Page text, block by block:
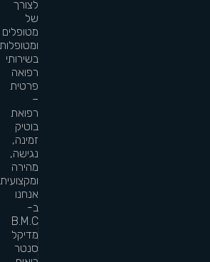
לצורך
של
מטופלים
ומטופלות
בשירותי
רפואה
פרטית
–
רפואת
בוטיק
זמינה,
נגישה,
מהירה
אנחנו
ב-
B.M.C
מדיקל
סנטר